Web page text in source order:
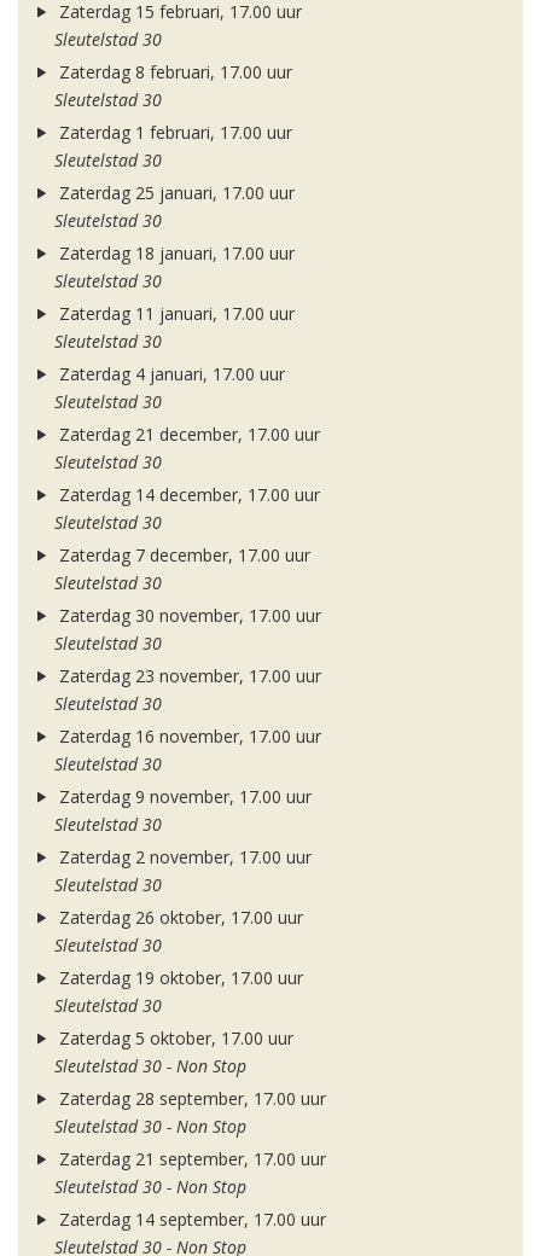
Zaterdag 15 februari, 17.00 uur
Sleutelstad 30
Zaterdag 8 februari, 17.00 uur
Sleutelstad 30
Zaterdag 1 februari, 17.00 uur
Sleutelstad 30
Zaterdag 25 januari, 17.00 uur
Sleutelstad 30
Zaterdag 18 januari, 17.00 uur
Sleutelstad 30
Zaterdag 11 januari, 17.00 uur
Sleutelstad 30
Zaterdag 4 januari, 17.00 uur
Sleutelstad 30
Zaterdag 21 december, 17.00 uur
Sleutelstad 30
Zaterdag 14 december, 17.00 uur
Sleutelstad 30
Zaterdag 7 december, 17.00 uur
Sleutelstad 30
Zaterdag 30 november, 17.00 uur
Sleutelstad 30
Zaterdag 23 november, 17.00 uur
Sleutelstad 30
Zaterdag 16 november, 17.00 uur
Sleutelstad 30
Zaterdag 9 november, 17.00 uur
Sleutelstad 30
Zaterdag 2 november, 17.00 uur
Sleutelstad 30
Zaterdag 26 oktober, 17.00 uur
Sleutelstad 30
Zaterdag 19 oktober, 17.00 uur
Sleutelstad 30
Zaterdag 5 oktober, 17.00 uur
Sleutelstad 30 - Non Stop
Zaterdag 28 september, 17.00 uur
Sleutelstad 30 - Non Stop
Zaterdag 21 september, 17.00 uur
Sleutelstad 30 - Non Stop
Zaterdag 14 september, 17.00 uur
Sleutelstad 30 - Non Stop